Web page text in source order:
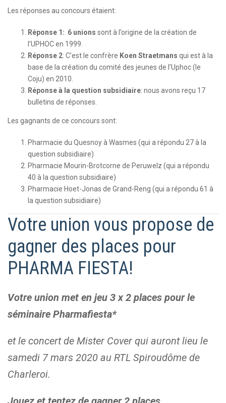
Les réponses au concours étaient:
Réponse 1: 6 unions sont à l’origine de la création de
l’UPHOC en 1999.
Réponse 2: C’est le confrère Koen Straetmans qui est à la
base de la création du comité des jeunes de l’Uphoc (le
Coju) en 2010.
Réponse à la question subsidiaire: nous avons reçu 17
bulletins de réponses.
Les gagnants de ce concours sont:
Pharmacie du Quesnoy à Wasmes (qui a répondu 27 à la
question subsidiaire)
Pharmacie Mourin-Brotcorne de Peruwelz (qui a répondu
40 à la question subsidiaire)
Pharmacie Hoet-Jonas de Grand-Reng (qui a répondu 61 à
la question subsidiaire)
Votre union vous propose de
gagner des places pour
PHARMA FIESTA!
Votre union met en jeu 3 x 2 places pour le
séminaire Pharmafiesta*
et le concert de Mister Cover qui auront lieu le
samedi 7 mars 2020 au RTL Spiroudôme de
Charleroi.